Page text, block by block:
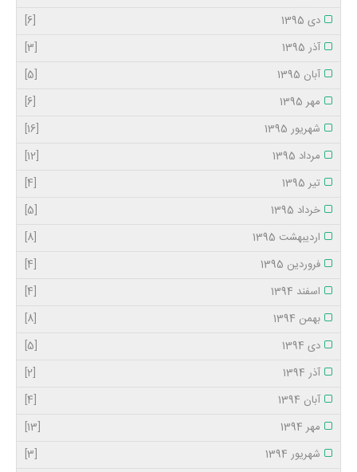
دی 1395
[6]
آذر 1395
[3]
آبان 1395
[5]
مهر 1395
[6]
شهریور 1395
[16]
مرداد 1395
[12]
تیر 1395
[4]
خرداد 1395
[5]
اردیبهشت 1395
[8]
فروردین 1395
[4]
اسفند 1394
[4]
بهمن 1394
[8]
دی 1394
[5]
آذر 1394
[2]
آبان 1394
[4]
مهر 1394
[13]
شهریور 1394
[3]